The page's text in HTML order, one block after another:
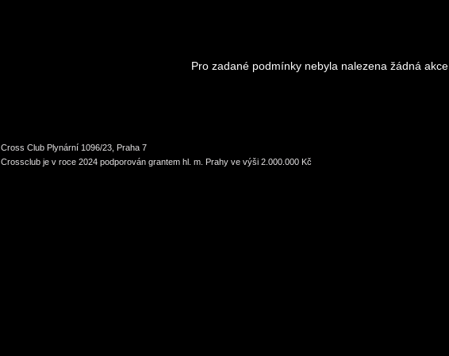
Pro zadané podmínky nebyla nalezena žádná akce.
Cross Club Plynární 1096/23, Praha 7
Crossclub je v roce 2024 podporován grantem hl. m. Prahy ve výši 2.000.000 Kč